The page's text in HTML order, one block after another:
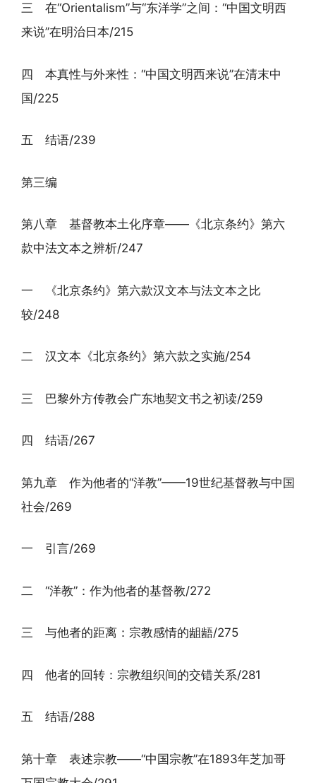
三 在“Orientalism”与“东洋学”之间：“中国文明西
来说”在明治日本/215
四 本真性与外来性：“中国文明西来说”在清末中
国/225
五 结语/239
第三编
第八章 基督教本土化序章——《北京条约》第六
款中法文本之辨析/247
一 《北京条约》第六款汉文本与法文本之比
较/248
二 汉文本《北京条约》第六款之实施/254
三 巴黎外方传教会广东地契文书之初读/259
四 结语/267
第九章 作为他者的“洋教”——19世纪基督教与中国
社会/269
一 引言/269
二 “洋教”：作为他者的基督教/272
三 与他者的距离：宗教感情的龃龉/275
四 他者的回转：宗教组织间的交错关系/281
五 结语/288
第十章 表述宗教——“中国宗教”在1893年芝加哥